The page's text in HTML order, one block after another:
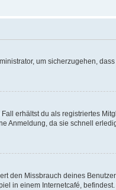
um sicherzugehen,
erhältst du als registriertes
Anmeldung, da sie schnell
den Missbrauch deines
in einem Internetcafé,